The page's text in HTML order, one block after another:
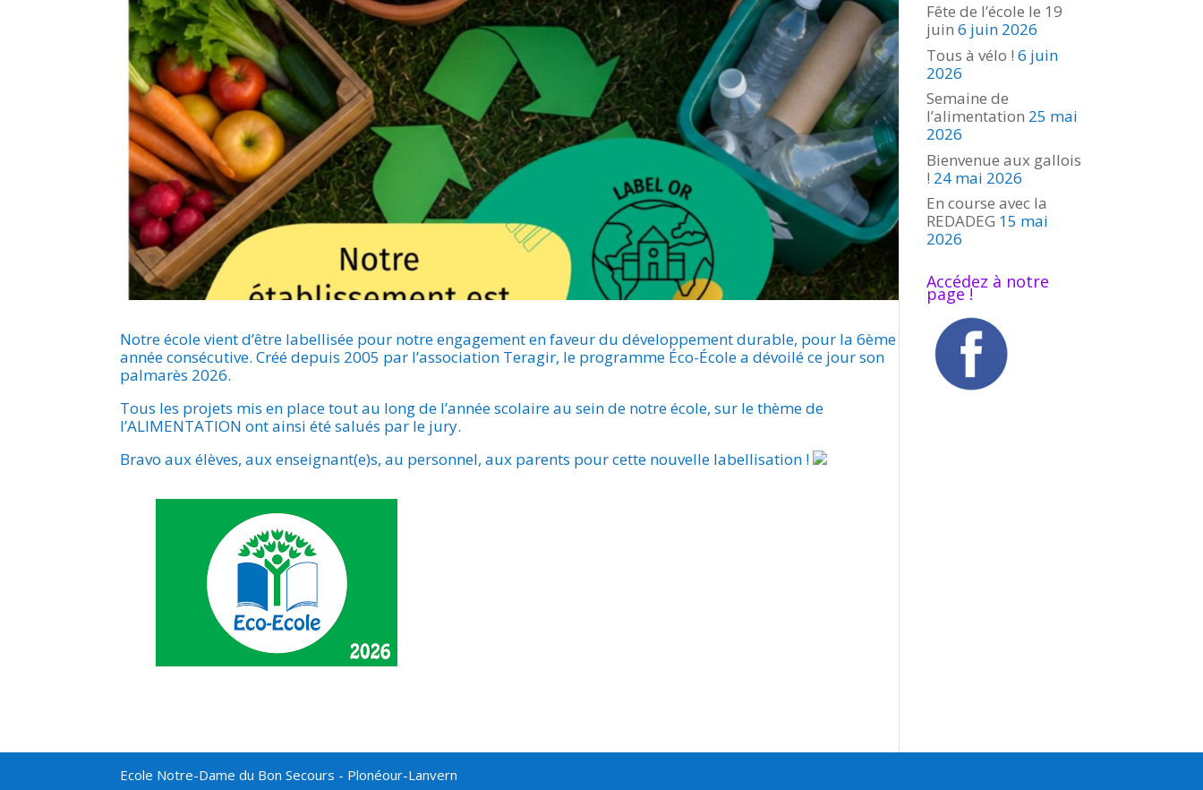
Notre école vient d’être labellisée pour notre engagement en faveur du développement durable, pour la 6ème
année consécutive. Créé depuis 2005 par l’association Teragir, le programme Éco-École a dévoilé ce jour son
palmarès 2026.
Tous les projets mis en place tout au long de l’année scolaire au sein de notre école, sur le thème de
l’ALIMENTATION ont ainsi été salués par le jury.
Bravo aux élèves, aux enseignant(e)s, au personnel, aux parents pour cette nouvelle labellisation !
Fête de l’école le 19
juin 6 juin 2026
Tous à vélo ! 6 juin
2026
Semaine de
l’alimentation 25 mai
2026
Bienvenue aux gallois
! 24 mai 2026
En course avec la
REDADEG 15 mai
2026
Accédez à notre
page !
Ecole Notre-Dame du Bon Secours - Plonéour-Lanvern